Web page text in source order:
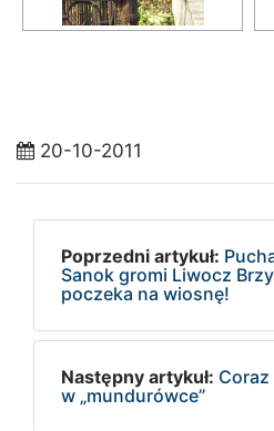
20-10-2011
Poprzedni artykuł:
Sanok gromi Liwocz
poczeka na wiosnę!
Następny artykuł:
w „mundurówce”